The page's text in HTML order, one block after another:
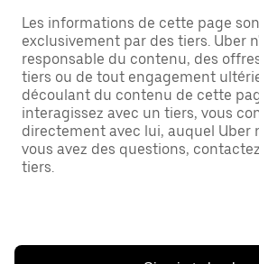
Les informations de cette page
exclusivement par des tiers. Uber
responsable du contenu, des
tiers ou de tout engagement
découlant du contenu de cette
interagissez avec un tiers, vous
directement avec lui, auquel Uber
vous avez des questions,
tiers.